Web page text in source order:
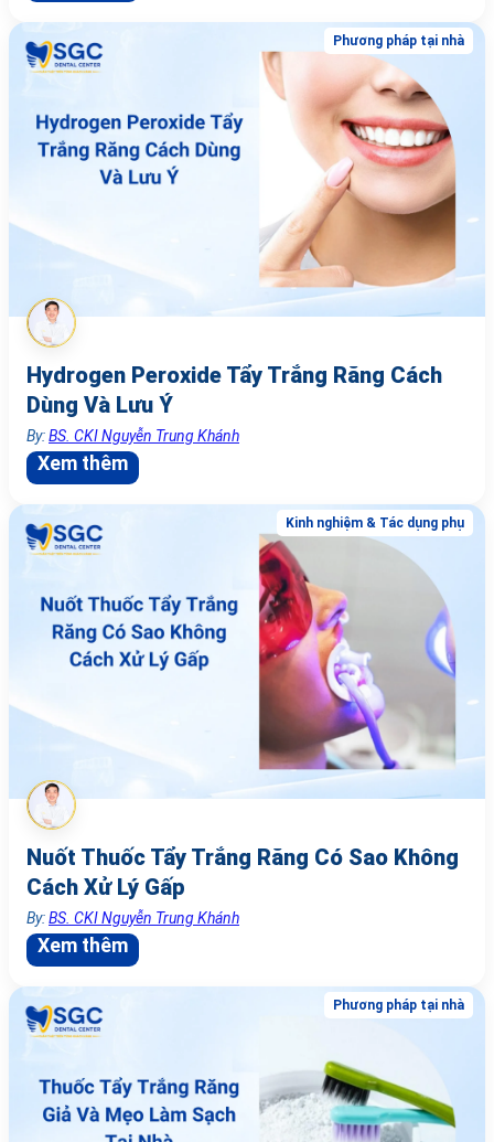
Phương pháp tại nhà
Hydrogen Peroxide Tẩy Trắng Răng Cách
Dùng Và Lưu Ý
By:BS. CKI Nguyễn Trung Khánh
Xem thêm
Kinh nghiệm & Tác dụng phụ
Nuốt Thuốc Tẩy Trắng Răng Có Sao Không
Cách Xử Lý Gấp
By:BS. CKI Nguyễn Trung Khánh
Xem thêm
Phương pháp tại nhà